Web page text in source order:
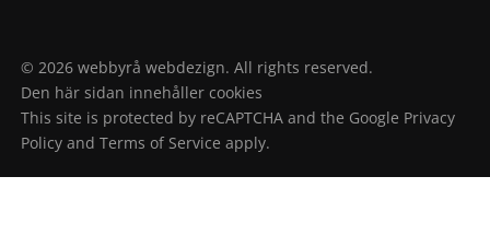
© 2026 webbyrå webdezign. All rights reserved.
Den här sidan innehåller cookies
This site is protected by reCAPTCHA and the Google Privacy
Policyand Terms of Service apply.